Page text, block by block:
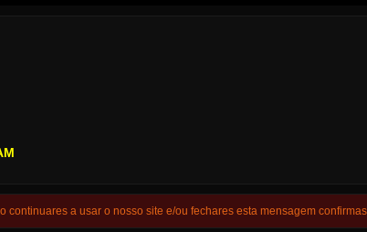
a usar o nosso site e/ou fechares esta mensagem